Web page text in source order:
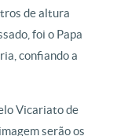
de altura
foi o Papa
confiando a
Vicariato de
serão os